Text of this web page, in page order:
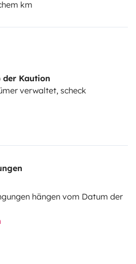
km
der Kaution
verwaltet, scheck
hängen vom Datum der